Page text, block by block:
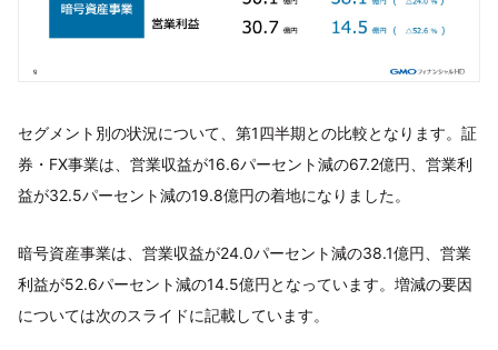
セグメント別の状況について、第1四半期との比較となります。証
券・FX事業は、営業収益が16.6パーセント減の67.2億円、営業利
益が32.5パーセント減の19.8億円の着地になりました。
暗号資産事業は、営業収益が24.0パーセント減の38.1億円、営業
利益が52.6パーセント減の14.5億円となっています。増減の要因
については次のスライドに記載しています。